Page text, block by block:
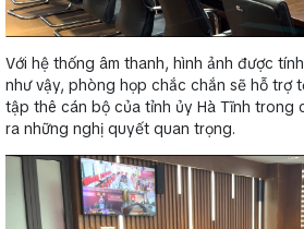
Với hệ thống âm thanh, hình ảnh được
như vậy, phòng họp chắc chắn sẽ hỗ trợ
tập thê cán bộ của tỉnh ủy Hà Tĩnh trong
ra những nghị quyết quan trọng.